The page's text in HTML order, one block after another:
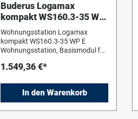
Buderus Logamax
kompakt WS160.3-35 WP
E /
Wohnungsstation,Basism
odul f.Kombi.m.DLE
Wohnungsstation Logamax
kompakt WS160.3-35 WP E
Wohnungsstation, Basismodul für
nachgeschaltetem elektrischen
C. Basismodul mit elektronisch
geregelter Warmwasserbereitung
im Durchlaufprinzip. In
1.549,36 €*
In den Warenkorb